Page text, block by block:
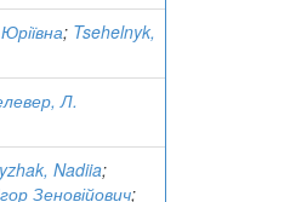
; Tsehelnyk,
Л.
Nadiia;
Зеновійович;